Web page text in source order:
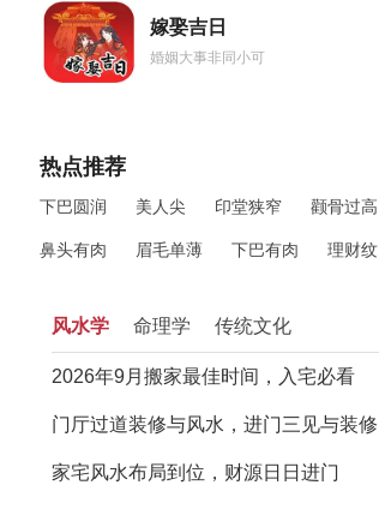
嫁娶吉日
婚姻大事非同小可
热点推荐
下巴圆润 美人尖 印堂狭窄 颧骨过高
鼻头有肉 眉毛单薄 下巴有肉 理财纹
风水学 命理学 传统文化
2026年9月搬家最佳时间，入宅必看
家宅风水布局到位，财源日日进门